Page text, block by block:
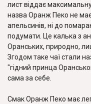
лист віддає
назва Оранж Пеко не
апельсинів, ні до
подумати. Це калька з
Оранських, природно,
Згодом таке чаї стали
"гідний принца
сама за себе.
Смак Оранж Пеко має